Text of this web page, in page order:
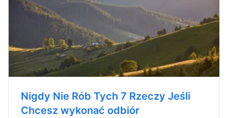
Nigdy Nie Rób Tych 7 Rzeczy Jeśli
Chcesz wykonać odbiór